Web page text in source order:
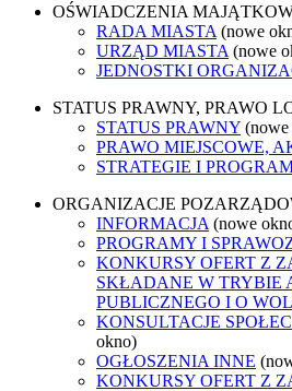
OŚWIADCZENIA
RADA MIASTA (nowe
URZĄD MIASTA (nowe
JEDNOSTKI
STATUS PRAWNY, PRAWO
STATUS PRAWNY
PRAWO MIEJSCOWE,
STRATEGIE I
ORGANIZACJE
INFORMACJA (nowe
PROGRAMY I
KONKURSY OFERT Z
SKŁADANE W TRYBIE
PUBLICZNEGO I O
KONSULTACJE
okno)
OGŁOSZENIA INNE
KONKURSY OFERT Z